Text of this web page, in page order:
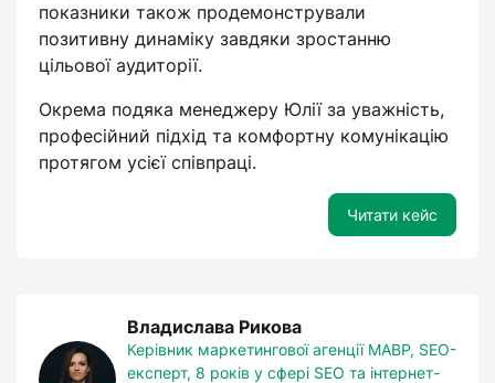
показники також продемонстрували
позитивну динаміку завдяки зростанню
цільової аудиторії.
Окрема подяка менеджеру Юлії за уважність,
професійний підхід та комфортну комунікацію
протягом усієї співпраці.
Читати кейс
Владислава Рикова
Керівник маркетингової агенції МАВР, SEO-
експерт, 8 років у сфері SEO та інтернет-